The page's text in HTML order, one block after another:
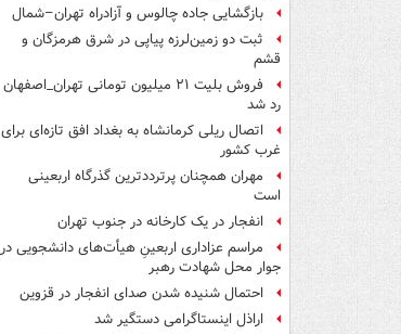
بازگشایی جاده چالوس و آزادراه تهران–شمال
ثبت دو زمین‌لرزه پیاپی در شرق هرمزگان و
قشم
فروش بلیت ۲۱ میلیون تومانی تهران_اصفهان
رد شد
اتصال ریلی کرمانشاه به بغداد افق تازه‌ای برای
غرب کشور
مهران همچنان پرترددترین گذرگاه اربعینی
است
انفجار در یک کارخانه در جنوب تهران
مراسم عزاداری اربعینِ هیأت‌های دانشجویی در
جوار محل شهادت رهبر
احتمال شنیده شدن صدای انفجار در قزوین
اراذل اینستاگرامی دستگیر شد